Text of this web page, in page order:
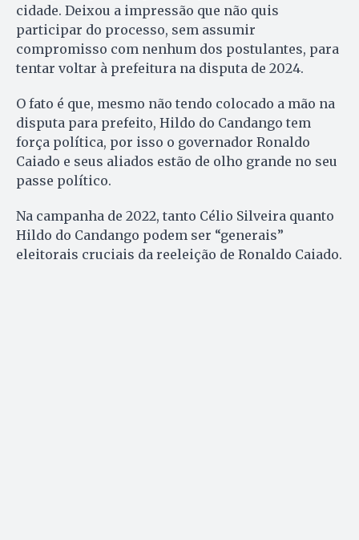
cidade. Deixou a impressão que não quis
participar do processo, sem assumir
compromisso com nenhum dos postulantes, para
tentar voltar à prefeitura na disputa de 2024.
O fato é que, mesmo não tendo colocado a mão na
disputa para prefeito, Hildo do Candango tem
força política, por isso o governador Ronaldo
Caiado e seus aliados estão de olho grande no seu
passe político.
Na campanha de 2022, tanto Célio Silveira quanto
Hildo do Candango podem ser “generais”
eleitorais cruciais da reeleição de Ronaldo Caiado.